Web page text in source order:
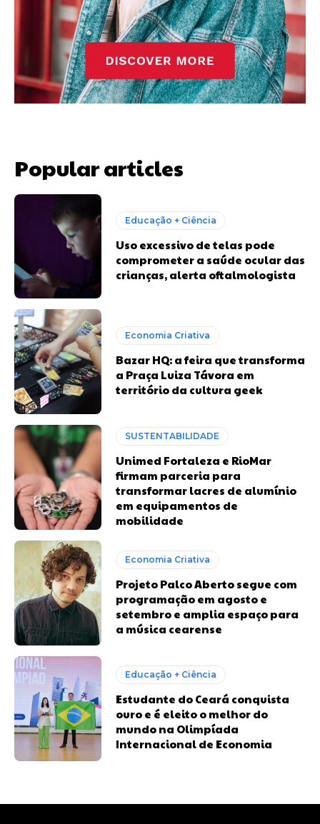
Popular articles
Educação + Ciência
Uso excessivo de telas pode
comprometer a saúde ocular das
crianças, alerta oftalmologista
Economia Criativa
Bazar HQ: a feira que transforma
a Praça Luiza Távora em
território da cultura geek
SUSTENTABILIDADE
Unimed Fortaleza e RioMar
firmam parceria para
transformar lacres de alumínio
em equipamentos de
mobilidade
Economia Criativa
Projeto Palco Aberto segue com
programação em agosto e
setembro e amplia espaço para
a música cearense
Educação + Ciência
Estudante do Ceará conquista
ouro e é eleito o melhor do
mundo na Olimpíada
Internacional de Economia